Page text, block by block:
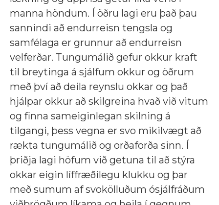
manna höndum. Í öðru lagi eru það þau
sannindi að endurreisn tengsla og
samfélaga er grunnur að endurreisn
velferðar. Tungumálið gefur okkur kraft
til breytinga á sjálfum okkur og öðrum
með því að deila reynslu okkar og það
hjálpar okkur að skilgreina hvað við vitum
og finna sameiginlegan skilning á
tilgangi, þess vegna er svo mikilvægt að
rækta tungumálið og orðaforða sinn. Í
þriðja lagi höfum við getuna til að stýra
okkar eigin líffræðilegu klukku og þar
með sumum af svokölluðum ósjálfráðum